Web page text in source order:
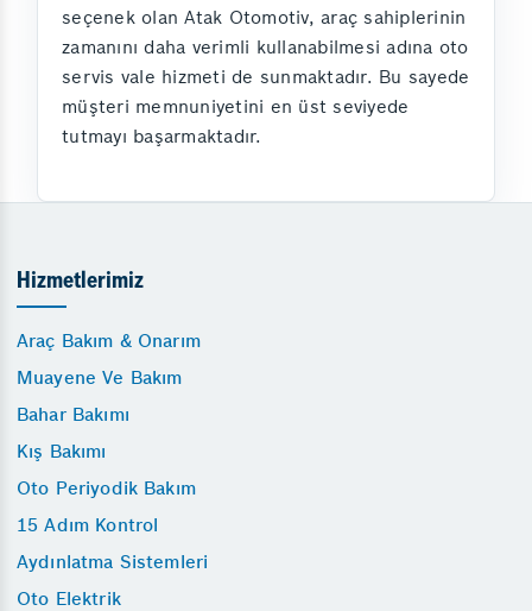
seçenek olan Atak Otomotiv, araç sahiplerinin
zamanını daha verimli kullanabilmesi adına oto
servis vale hizmeti de sunmaktadır. Bu sayede
müşteri memnuniyetini en üst seviyede
tutmayı başarmaktadır.
Hizmetlerimiz
Araç Bakım & Onarım
Muayene Ve Bakım
Bahar Bakımı
Kış Bakımı
Oto Periyodik Bakım
15 Adım Kontrol
Aydınlatma Sistemleri
Oto Elektrik